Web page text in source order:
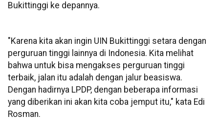
Bukittinggi ke depannya.
"Karena kita akan ingin UIN Bukittinggi setara dengan
perguruan tinggi lainnya di Indonesia. Kita melihat
bahwa untuk bisa mengakses perguruan tinggi
terbaik, jalan itu adalah dengan jalur beasiswa.
Dengan hadirnya LPDP, dengan beberapa informasi
yang diberikan ini akan kita coba jemput itu," kata Edi
Rosman.